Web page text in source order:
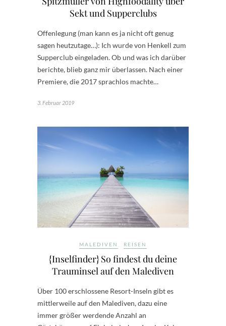
Sekt und Supperclubs
Offenlegung (man kann es ja nicht oft genug
sagen heutzutage…): Ich wurde von Henkell zum
Supperclub eingeladen. Ob und was ich darüber
berichte, blieb ganz mir überlassen. Nach einer
Premiere, die 2017 sprachlos machte…
3. Februar 2019
MALEDIVEN REISEN
{Inselfinder} So findest du deine
Trauminsel auf den Malediven
Über 100 erschlossene Resort-Inseln gibt es
mittlerweile auf den Malediven, dazu eine
immer größer werdende Anzahl an